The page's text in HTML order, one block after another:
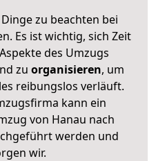
zu beachten bei
Es ist wichtig, sich Zeit
des Umzugs
zu organisieren, um
reibungslos verläuft.
kann ein
von Hanau nach
werden und
wir.